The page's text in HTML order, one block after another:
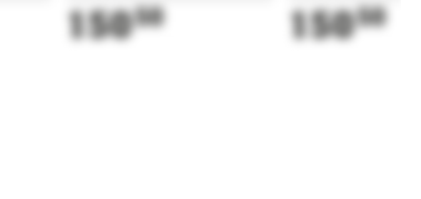
15050 15050